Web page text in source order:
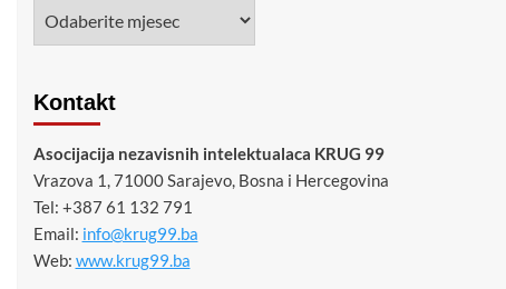
Kontakt
Asocijacija nezavisnih intelektualaca KRUG 99
Vrazova 1, 71000 Sarajevo, Bosna i Hercegovina
Tel: +387 61 132 791
Email: info@krug99.ba
Web: www.krug99.ba